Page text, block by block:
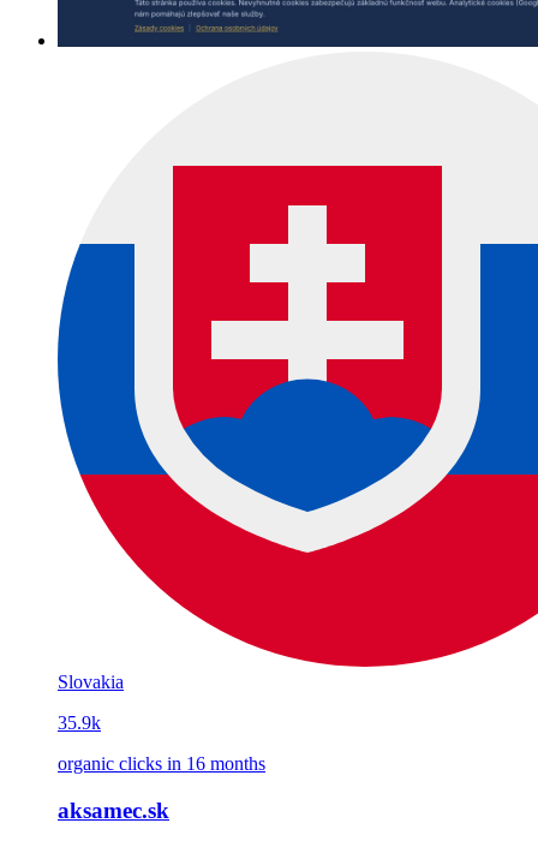
Slovakia
35.9k
organic clicks in 16 months
aksamec.sk